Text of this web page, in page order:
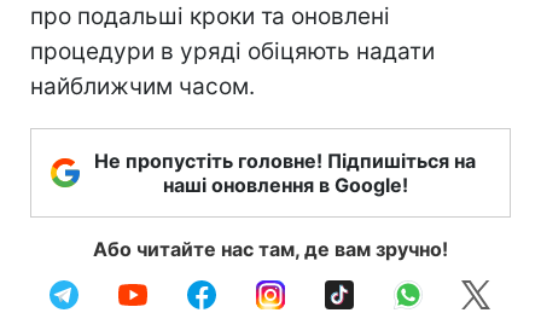
про подальші кроки та оновлені
процедури в уряді обіцяють надати
найближчим часом.
Не пропустіть головне! Підпишіться на
наші оновлення в Google!
Або читайте нас там, де вам зручно!